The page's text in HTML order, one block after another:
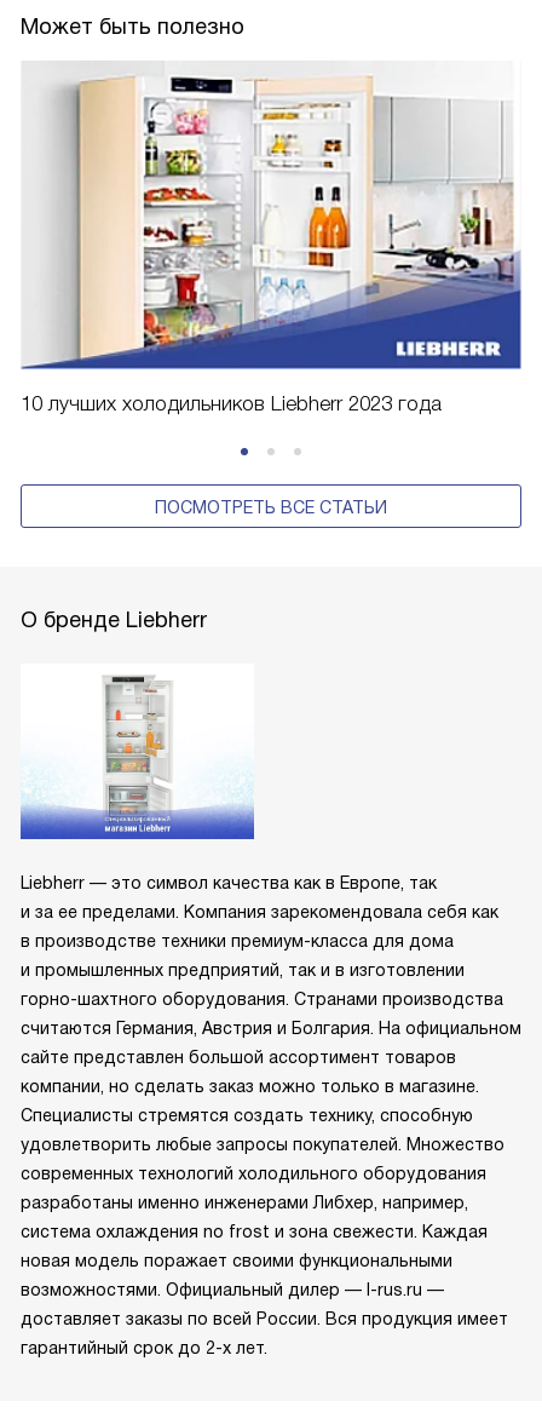
Может быть полезно
10 лучших холодильников Liebherr 2023 года
ПОСМОТРЕТЬ ВСЕ СТАТЬИ
О бренде Liebherr
Liebherr — это символ качества как в Европе, так
и за ее пределами. Компания зарекомендовала себя как
в производстве техники премиум-класса для дома
и промышленных предприятий, так и в изготовлении
горно-шахтного оборудования. Странами производства
считаются Германия, Австрия и Болгария. На официальном
сайте представлен большой ассортимент товаров
компании, но сделать заказ можно только в магазине.
Специалисты стремятся создать технику, способную
удовлетворить любые запросы покупателей. Множество
современных технологий холодильного оборудования
разработаны именно инженерами Либхер, например,
система охлаждения no frost и зона свежести. Каждая
новая модель поражает своими функциональными
возможностями. Официальный дилер — l-rus.ru —
доставляет заказы по всей России. Вся продукция имеет
гарантийный срок до 2-х лет.